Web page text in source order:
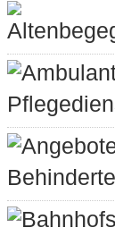
Behinderte